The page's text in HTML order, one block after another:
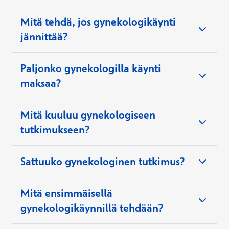
137,20 €
Kela-korvauksen jälkeen
Kierukka laskutetaan erikseen tai sen voi ostaa itse
apteekista ja tuoda vastaanotolle.
Hinta
Alk. 366,60 €
Mitä tehdä, jos gynekologikäynti
jännittää?
Paljonko gynekologilla käynti
maksaa?
Mitä kuuluu gynekologiseen
tutkimukseen?
Sattuuko gynekologinen tutkimus?
Mitä ensimmäisellä
gynekologikäynnillä tehdään?